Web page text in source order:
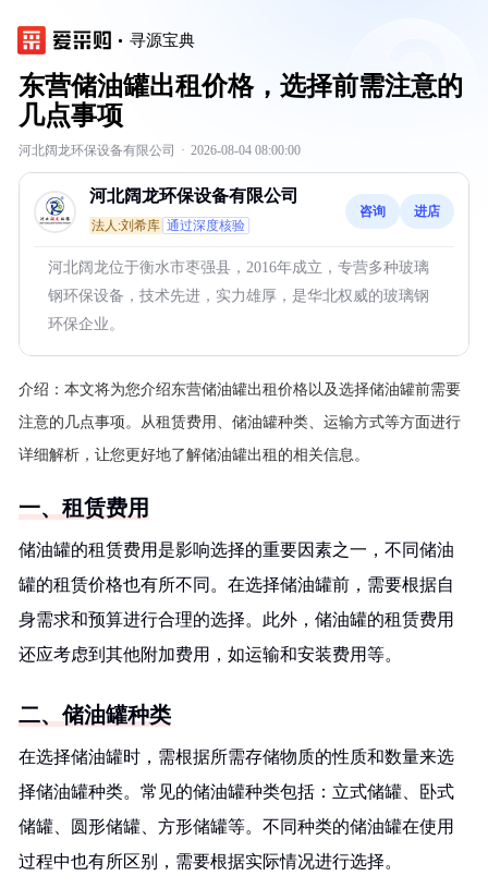
寻源宝典
东营储油罐出租价格，选择前需注意的
几点事项
河北阔龙环保设备有限公司 · 2026-08-04 08:00:00
河北阔龙环保设备有限公司
法人:刘希库 通过深度核验
咨询 进店
河北阔龙位于衡水市枣强县，2016年成立，专营多种玻璃
钢环保设备，技术先进，实力雄厚，是华北权威的玻璃钢
环保企业。
介绍： 本文将为您介绍东营储油罐出租价格以及选择储油罐前需要
注意的几点事项。从租赁费用、储油罐种类、运输方式等方面进行
详细解析，让您更好地了解储油罐出租的相关信息。
一、租赁费用
储油罐的租赁费用是影响选择的重要因素之一，不同储油
罐的租赁价格也有所不同。在选择储油罐前，需要根据自
身需求和预算进行合理的选择。此外，储油罐的租赁费用
还应考虑到其他附加费用，如运输和安装费用等。
二、储油罐种类
在选择储油罐时，需根据所需存储物质的性质和数量来选
择储油罐种类。常见的储油罐种类包括：立式储罐、卧式
储罐、圆形储罐、方形储罐等。不同种类的储油罐在使用
过程中也有所区别，需要根据实际情况进行选择。